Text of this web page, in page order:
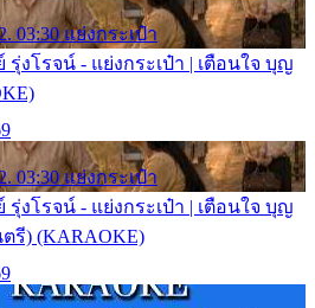
03:30 แย่งกระเป๋า
รุ่งโรจน์ - แย่งกระเป๋า | เตือนใจ บุญ
03:30 แย่งกระเป๋า
รุ่งโรจน์ - แย่งกระเป๋า | เตือนใจ บุญ
รี) (KARAOKE)